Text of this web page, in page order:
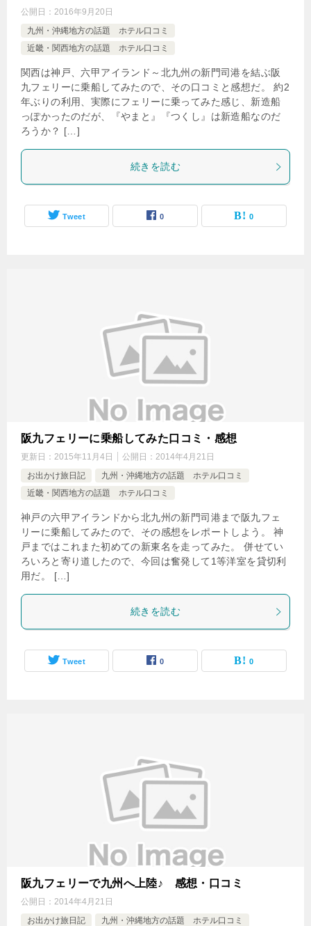
公開日： 2016年9月20日
九州・沖縄地方の話題 ホテル口コミ
近畿・関西地方の話題 ホテル口コミ
関西は神戸、六甲アイランド～北九州の新門司港を結ぶ阪
九フェリーに乗船してみたので、その口コミと感想だ。 約2
年ぶりの利用、実際にフェリーに乗ってみた感じ、新造船
っぽかったのだが、『やまと』『つくし』は新造船なのだ
ろうか？ […]
続きを読む
Tweet 0 0
阪九フェリーに乗船してみた口コミ・感想
更新日： 2015年11月4日 公開日： 2014年4月21日
お出かけ旅日記
九州・沖縄地方の話題 ホテル口コミ
近畿・関西地方の話題 ホテル口コミ
神戸の六甲アイランドから北九州の新門司港まで阪九フェ
リーに乗船してみたので、その感想をレポートしよう。 神
戸まではこれまた初めての新東名を走ってみた。 併せてい
ろいろと寄り道したので、今回は奮発して1等洋室を貸切利
用だ。 […]
続きを読む
Tweet 0 0
阪九フェリーで九州へ上陸♪ 感想・口コミ
公開日： 2014年4月21日
お出かけ旅日記
九州・沖縄地方の話題 ホテル口コミ